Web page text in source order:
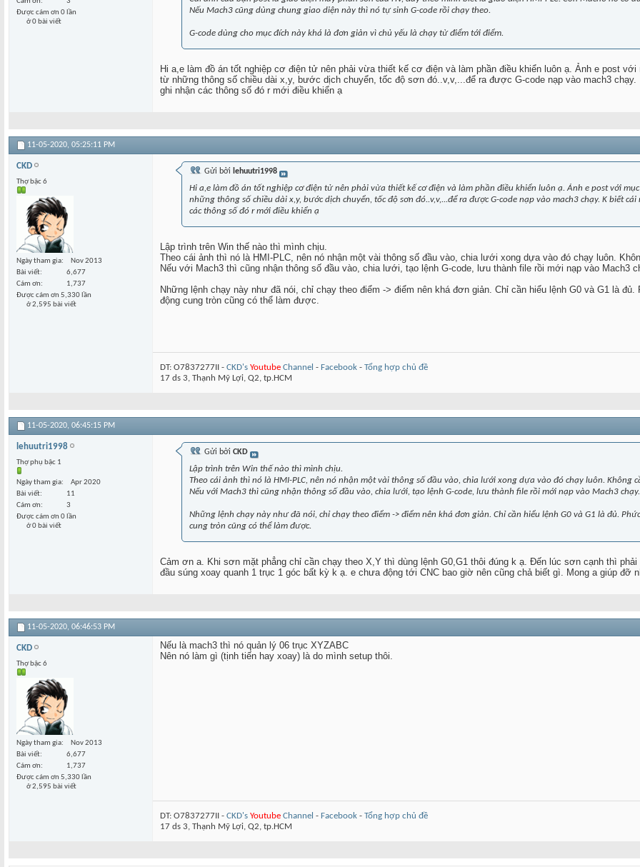
Được cám ơn 0 lần
ở 0 bài viết
Nếu Mach3 cũng dùng chung giao diện này thì nó tự sinh G-code rồi chạy theo.
G-code dùng cho mục đích này khá là đơn giản vì chủ yếu là chạy từ điểm tới điểm.
Hi a,e làm đồ án tốt nghiệp cơ điện tử nên phải vừa thiết kế cơ điện và làm phần điều khiển luôn ạ. Ảnh e post
từ những thông số chiều dài x,y, bước dịch chuyển, tốc độ sơn đó..v,v,...để ra được G-code nạp vào mach3
ghi nhận các thông số đó r mới điều khiển ạ
11-05-2020, 05:25:11 PM
CKD
Thợ bậc 6
Ngày tham gia
Nov 2013
Bài viết
6,677
Cám ơn
1,737
Được cám ơn 5,330 lần
ở 2,595 bài viết
Gửi bởi lehuutri1998
Hi a,e làm đồ án tốt nghiệp cơ điện tử nên phải vừa thiết kế cơ điện và làm phần điều khiển luôn ạ. Ảnh e post với
những thông số chiều dài x,y, bước dịch chuyển, tốc độ sơn đó..v,v,...để ra được G-code nạp vào mach3 chạy. K biết
các thông số đó r mới điều khiển ạ
Lập trình trên Win thế nào thì mình chịu.
Theo cái ảnh thì nó là HMI-PLC, nên nó nhận một vài thông số đầu vào, chia lưới xong dựa vào đó chạy luôn.
Nếu với Mach3 thì cũng nhận thông số đầu vào, chia lưới, tạo lệnh G-code, lưu thành file rồi mới nạp vào Mach3
Những lệnh chạy này như đã nói, chỉ chạy theo điểm -> điểm nên khá đơn giản. Chỉ cần hiểu lệnh G0 và G1 là
động cung tròn cũng có thể làm được.
DT: O7837277II - CKD's Youtube Channel - Facebook - Tổng hợp chủ đề
17 ds 3, Thạnh Mỹ Lợi, Q2, tp.HCM
11-05-2020, 06:45:15 PM
lehuutri1998
Thợ phụ bậc 1
Ngày tham gia
Apr 2020
Bài viết
11
Cám ơn
3
Được cám ơn 0 lần
ở 0 bài viết
Gửi bởi CKD
Lập trình trên Win thế nào thì mình chịu.
Theo cái ảnh thì nó là HMI-PLC, nên nó nhận một vài thông số đầu vào, chia lưới xong dựa vào đó chạy luôn. Không
Nếu với Mach3 thì cũng nhận thông số đầu vào, chia lưới, tạo lệnh G-code, lưu thành file rồi mới nạp vào Mach3 chạy.
Những lệnh chạy này như đã nói, chỉ chạy theo điểm -> điểm nên khá đơn giản. Chỉ cần hiểu lệnh G0 và G1 là đủ.
cung tròn cũng có thể làm được.
Cảm ơn a. Khi sơn mặt phẳng chỉ cần chạy theo X,Y thì dùng lệnh G0,G1 thôi đúng k ạ. Đến lúc sơn cạnh thì
đầu súng xoay quanh 1 trục 1 góc bất kỳ k ạ. e chưa động tới CNC bao giờ nên cũng chả biết gì. Mong a giúp đỡ
11-05-2020, 06:46:53 PM
CKD
Thợ bậc 6
Ngày tham gia
Nov 2013
Bài viết
6,677
Cám ơn
1,737
Được cám ơn 5,330 lần
ở 2,595 bài viết
Nếu là mach3 thì nó quản lý 06 trục XYZABC
Nên nó làm gì (tịnh tiến hay xoay) là do mình setup thôi.
DT: O7837277II - CKD's Youtube Channel - Facebook - Tổng hợp chủ đề
17 ds 3, Thạnh Mỹ Lợi, Q2, tp.HCM